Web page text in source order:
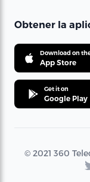
Obtener la
Download on
App Store
Get it on
Google Play
© 2021 360